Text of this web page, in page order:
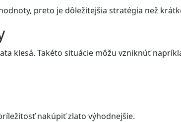
preto je dôležitejšia stratégia než
klesá. Takéto situácie môžu vzniknúť
nakúpiť zlato výhodnejšie.